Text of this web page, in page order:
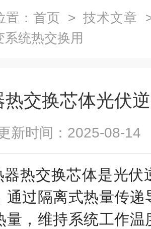
： 首页 > 技术文章
系统热交换用
热交换芯体光伏
新时间：2025-08-
器热交换芯体是光伏
通过隔离式热量传
量，维持系统工作